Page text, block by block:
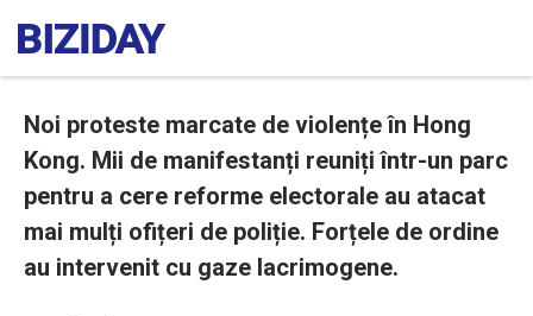
Noi proteste marcate de violențe în Hong
Kong. Mii de manifestanți reuniți într-un parc
pentru a cere reforme electorale au atacat
mai mulți ofițeri de poliție. Forțele de ordine
au intervenit cu gaze lacrimogene.